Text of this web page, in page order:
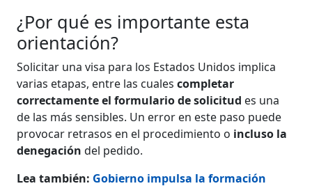
¿Por qué es importante esta
orientación?
Solicitar una visa para los Estados Unidos implica
varias etapas, entre las cualescompletar
correctamente el formulario de solicitud es una
de las más sensibles. Un error en este paso puede
provocar retrasos en el procedimiento o incluso la
denegación del pedido.
Lea también: Gobierno impulsa la formación